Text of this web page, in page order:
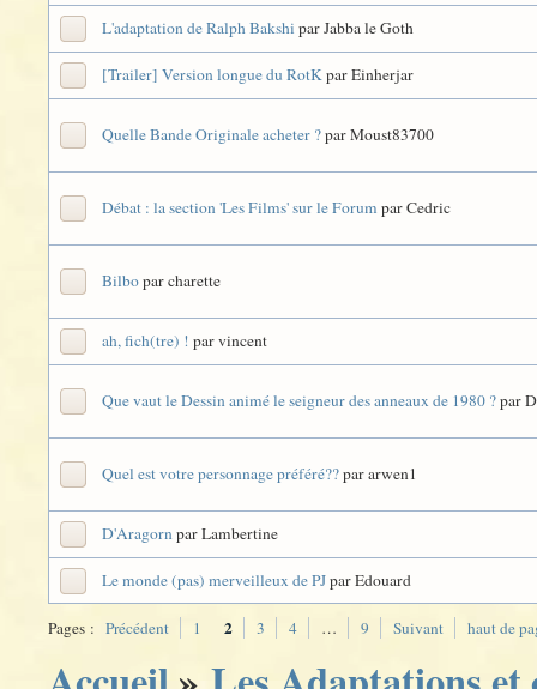
L'adaptation de Ralph Bakshi par Jabba le Goth
[Trailer] Version longue du RotKpar Einherjar
Quelle Bande Originale acheter ?par Moust83700
Débat : la section 'Les Films' sur le Forum par Cedric
Bilbopar charette
ah, fich(tre) ! par vincent
Que vaut le Dessin animé le seigneur des anneaux de 1980 ?par
Quel est votre personnage préféré??par arwen1
D'Aragornpar Lambertine
Le monde (pas) merveilleux de PJpar Edouard
Pages : Précédent 1 2 3 4 … 9 Suivant haut de